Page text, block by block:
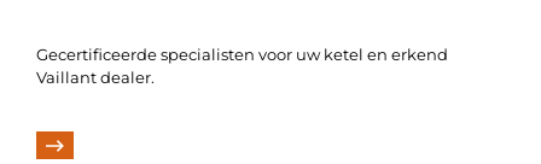
Gecertificeerde specialisten voor uw ketel en erkend
Vaillant dealer.